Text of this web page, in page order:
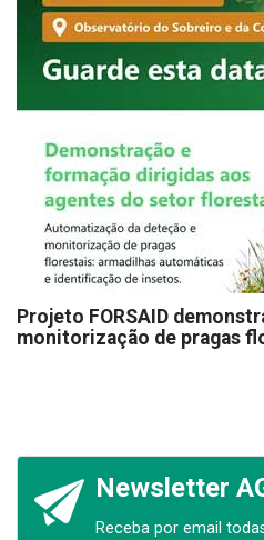
Projeto FORSAID
monitorização de pragas
Newsletter
Receba por email